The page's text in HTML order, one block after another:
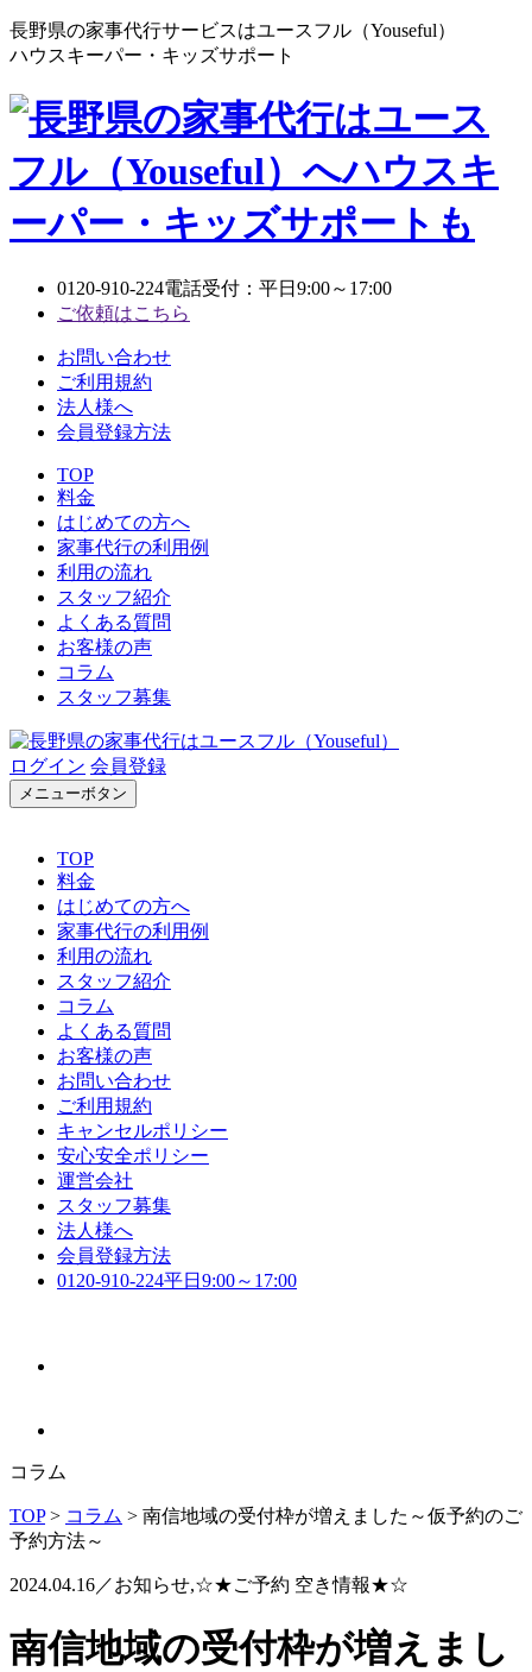
長野県の家事代行サービスはユースフル（Youseful）
ハウスキーパー・キッズサポート
0120-910-224電話受付：平日9:00～17:00
ご依頼はこちら
お問い合わせ
ご利用規約
法人様へ
会員登録方法
TOP
料金
はじめての方へ
家事代行の利用例
利用の流れ
スタッフ紹介
よくある質問
お客様の声
コラム
スタッフ募集
ログイン 会員登録
メニューボタン
TOP
料金
はじめての方へ
家事代行の利用例
利用の流れ
スタッフ紹介
コラム
よくある質問
お客様の声
お問い合わせ
ご利用規約
キャンセルポリシー
安心安全ポリシー
運営会社
スタッフ募集
法人様へ
会員登録方法
0120-910-224平日9:00～17:00
コラム
TOP> コラム > 南信地域の受付枠が増えました～仮予約のご
予約方法～
2024.04.16／お知らせ,☆★ご予約 空き情報★☆
南信地域の受付枠が増えまし